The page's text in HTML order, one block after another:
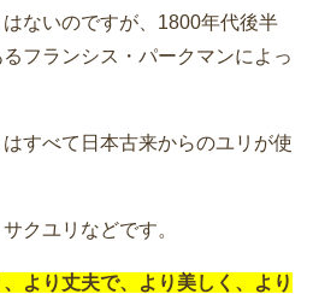
ないのですが、1800年代後半
フランシス・パークマンによっ
すべて日本古来からのユリが使
クユリなどです。
より丈夫で、より美しく、より